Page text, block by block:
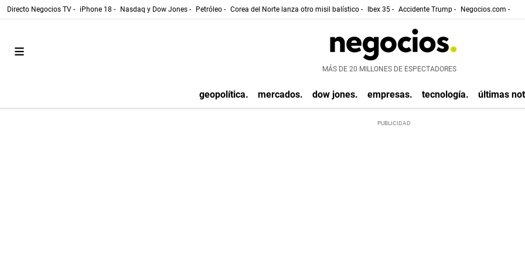
Directo Negocios TV - iPhone 18 - Nasdaq y Dow Jones - Petróleo - Corea del Norte lanza otro misil balístico - Ibex 35 - Accidente Trump - Negocios.com -
MÁS DE 20 MILLONES DE ESPECTADORES
geopolítica. mercados. dow jones. empresas. tecnología. últimas